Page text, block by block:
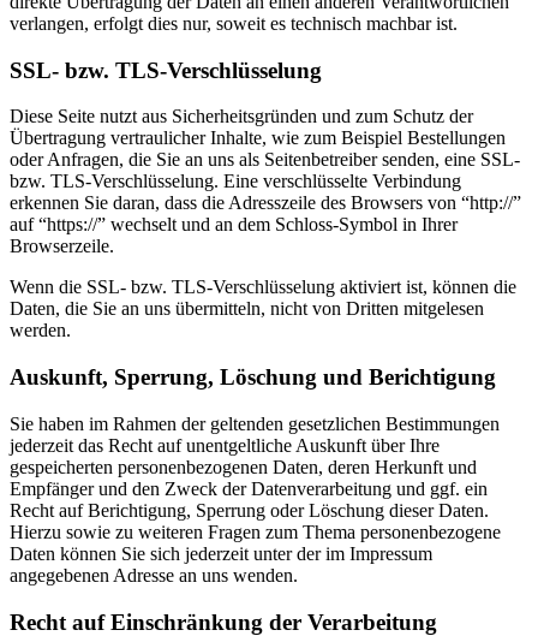
verlangen, erfolgt dies nur, soweit es technisch machbar ist.
SSL- bzw. TLS-Verschlüsselung
Diese Seite nutzt aus Sicherheitsgründen und zum Schutz der
Übertragung vertraulicher Inhalte, wie zum Beispiel Bestellungen
oder Anfragen, die Sie an uns als Seitenbetreiber senden, eine SSL-
bzw. TLS-Verschlüsselung. Eine verschlüsselte Verbindung
erkennen Sie daran, dass die Adresszeile des Browsers von “http://”
auf “https://” wechselt und an dem Schloss-Symbol in Ihrer
Browserzeile.
Wenn die SSL- bzw. TLS-Verschlüsselung aktiviert ist, können die
Daten, die Sie an uns übermitteln, nicht von Dritten mitgelesen
werden.
Auskunft, Sperrung, Löschung und Berichtigung
Sie haben im Rahmen der geltenden gesetzlichen Bestimmungen
jederzeit das Recht auf unentgeltliche Auskunft über Ihre
gespeicherten personenbezogenen Daten, deren Herkunft und
Empfänger und den Zweck der Datenverarbeitung und ggf. ein
Recht auf Berichtigung, Sperrung oder Löschung dieser Daten.
Hierzu sowie zu weiteren Fragen zum Thema personenbezogene
Daten können Sie sich jederzeit unter der im Impressum
angegebenen Adresse an uns wenden.
Recht auf Einschränkung der Verarbeitung